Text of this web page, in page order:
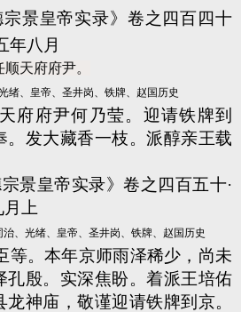
景皇帝实录》卷之四百四十
年八月
顺天府府尹。
府府尹何乃莹。迎请铁牌到
。发大藏香一枝。派醇亲王载
景皇帝实录》卷之四百五十·
上
等。本年京师雨泽稀少，尚未
孔殷。实深焦盼。着派王培佑
神庙，敬谨迎请铁牌到京。